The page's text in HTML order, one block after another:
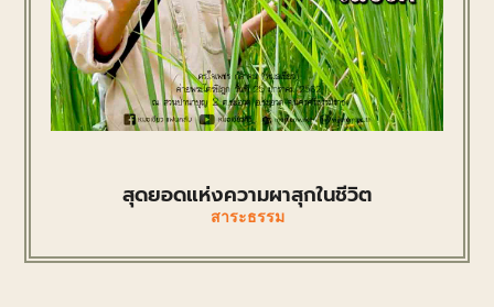
สุดยอดแห่งความผาสุกในชีวิต
สาระธรรม